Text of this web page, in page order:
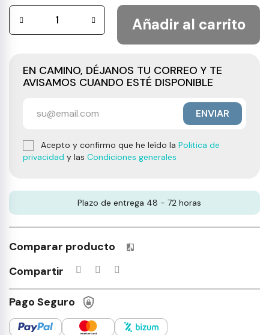
Añadir al carrito
EN CAMINO, DÉJANOS TU CORREO Y TE
AVISAMOS CUANDO ESTÉ DISPONIBLE
ENVIAR
Acepto y confirmo que he leído la Politica de
privacidad y las Condiciones generales
Plazo de entrega 48 - 72 horas
Comparar producto Productos incluidos en tu lista
Compartir
Pago Seguro